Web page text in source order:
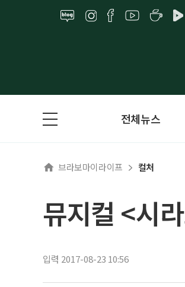
전체뉴스
브라보마이라이프 컬처
뮤지컬 <시
입력 2017-08-23 10:56